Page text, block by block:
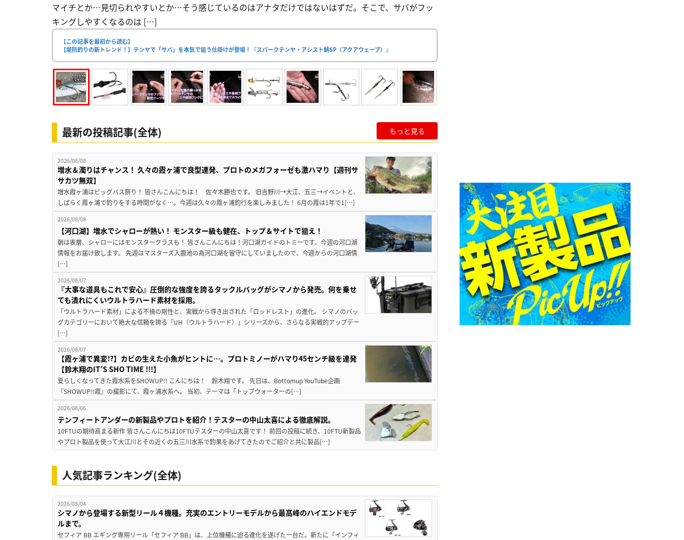
マイチとか…見切られやすいとか…そう感じているのはアナタだけではないはずだ。そこで、サバがフッ
キングしやすくなるのは […]
【この記事を最初から読む】
【堤防釣りの新トレンド！】テンヤで「サバ」を本気で狙う仕掛けが登場！『スパークテンヤ・アシスト鯖SP（アクアウェーブ）』
最新の投稿記事(全体) もっと見る
2026/08/08
増水＆濁りはチャンス！ 久々の霞ヶ浦で良型連発、プロトのメガフォーゼも激ハマり【週刊サ
サカツ無双】
増水霞ヶ浦はビッグバス祭り！ 皆さんこんにちは！ 佐々木勝也です。 旧吉野川→大江、五三→イベントと、
しばらく霞ヶ浦で釣りをする時間がなく…。今週は久々の霞ヶ浦釣行を楽しみました！ 6月の霞は1年で1[…]
2026/08/08
【河口湖】増水でシャローが熱い！ モンスター級も健在、トップ＆サイトで狙え！
朝は表層、シャローにはモンスタークラスも！ 皆さんこんにちは！河口湖ガイドのトミーです。今週の河口湖
情報をお届け致します。 先週はマスターズ入鹿池の為河口湖を留守にしていましたので、今週からの河口湖情
[…]
2026/08/07
『大事な道具もこれで安心』圧倒的な強度を誇るタックルバッグがシマノから発売。何を乗せ
ても潰れにくいウルトラハード素材を採用。
「ウルトラハード素材」による不撓の剛性と、実戦から導き出された「ロッドレスト」の進化。 シマノのバッ
グカテゴリーにおいて絶大な信頼を誇る「UH（ウルトラハード）」シリーズから、さらなる実戦的アップデー
[…]
2026/08/07
【霞ヶ浦で異変!?】カビの生えた小魚がヒントに…。プロトミノーがハマり45センチ級を連発
【鈴木翔のIT’S SHO TIME !!!】
夏らしくなってきた霞水系をSHOWUP!! こんにちは！ 鈴木翔です。 先日は、Bottomup YouTube企画
『SHOWUP!!霞』の撮影にて、霞ヶ浦水系へ。 当初、テーマは「トップウォーターの[…]
2026/08/06
テンフィートアンダーの新製品やプロトを紹介！テスターの中山太喜による徹底解説。
10FTUの期待高まる新作 皆さんこんにちは10FTUテスターの中山太喜です！ 前回の投稿に続き、10FTU新製品
やプロト製品を使って大江川とその近くの五三川水系で釣果をあげてきたのでご紹介と共に製品[…]
人気記事ランキング(全体)
2026/08/04
シマノから登場する新型リール４機種。充実のエントリーモデルから最高峰のハイエンドモデ
ルまで。
セフィア BB エギング専用リール「セフィア BB」は、上位機種に迫る進化を遂げた一台だ。新たに「インフィ